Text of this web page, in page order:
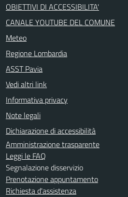
OBIETTIVI DI ACCESSIBILITA'
CANALE YOUTUBE DEL COMUNE
Meteo
Regione Lombardia
ASST Pavia
Vedi altri link
Informativa privacy
Note legali
Dichiarazione di accessibilità
Amministrazione trasparente
Leggi le FAQ
Segnalazione disservizio
Prenotazione appuntamento
Richiesta d'assistenza